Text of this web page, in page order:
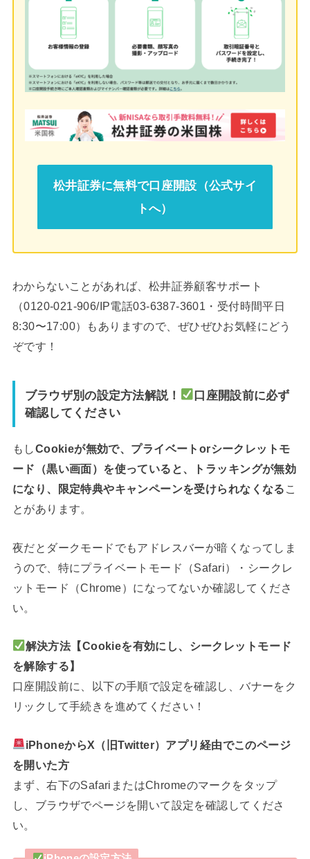
松井証券に無料で口座開設（公式サイ
トへ）
わからないことがあれば、松井証券顧客サポート
（0120-021-906/IP電話03-6387-3601・受付時間平日
8:30〜17:00）もありますので、ぜひぜひお気軽にどう
ぞです！
ブラウザ別の設定方法解説！
口座開設前に必ず
確認してください
もしCookieが無効で、プライベートorシークレットモ
ード（黒い画面）を使っていると、トラッキングが無効
になり、限定特典やキャンペーンを受けられなくなる こ
とがあります。
夜だとダークモードでもアドレスバーが暗くなってしま
うので、特にプライベートモード（Safari）・シークレ
ットモード（Chrome）になってないか確認してくださ
い。
解決方法【Cookieを有効にし、シークレットモード
を解除する】
口座開設前に、以下の手順で設定を確認し、バナーをク
リックして手続きを進めてください！
iPhoneからX（旧Twitter）アプリ経由でこのページ
を開いた方
まず、右下のSafariまたはChromeのマークをタップ
し、ブラウザでページを開いて設定を確認してくださ
い。